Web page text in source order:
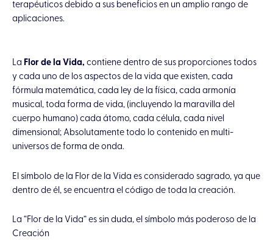
terapéuticos debido a sus beneficios en un amplio rango de
aplicaciones.
La Flor de la Vida, contiene dentro de sus proporciones todos
y cada uno de los aspectos de la vida que existen, cada
fórmula matemática, cada ley de la física, cada armonía
musical, toda forma de vida, (incluyendo la maravilla del
cuerpo humano) cada átomo, cada célula, cada nivel
dimensional; Absolutamente todo lo contenido en multi-
universos de forma de onda.
El símbolo de la Flor de la Vida es considerado sagrado, ya que
dentro de él, se encuentra el código de toda la creación.
La “Flor de la Vida” es sin duda, el símbolo más poderoso de la
Creación